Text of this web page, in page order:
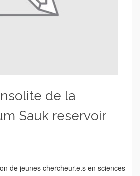
de la
Sauk reservoir
de jeunes chercheur.e.s en sciences